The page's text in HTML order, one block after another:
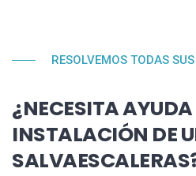
RESOLVEMOS TODAS
¿NECESITA
INSTALACIÓN DE